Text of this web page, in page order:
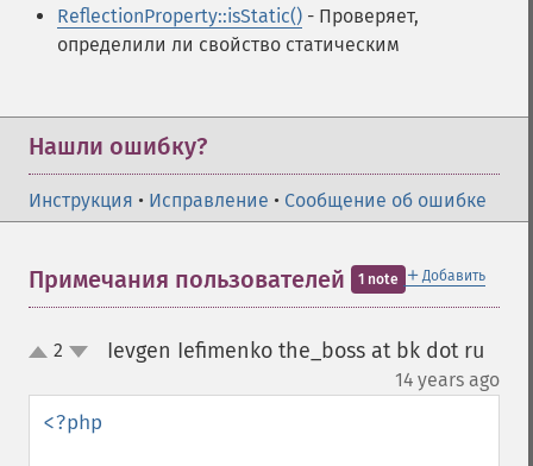
ReflectionProperty::isStatic() - Проверяет,
определили ли свойство статическим
Нашли ошибку?
Инструкция • Исправление • Сообщение об ошибке
＋ Добавить
Примечания пользователей 1 note
up2 Ievgen Iefimenko the_boss at bk dot ru
14 years ago
<?php